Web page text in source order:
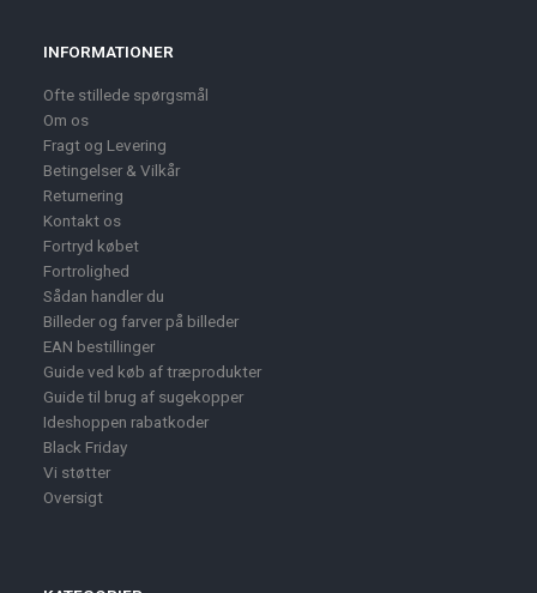
INFORMATIONER
Ofte stillede spørgsmål
Om os
Fragt og Levering
Betingelser & Vilkår
Returnering
Kontakt os
Fortryd købet
Fortrolighed
Sådan handler du
Billeder og farver på billeder
EAN bestillinger
Guide ved køb af træprodukter
Guide til brug af sugekopper
Ideshoppen rabatkoder
Black Friday
Vi støtter
Oversigt